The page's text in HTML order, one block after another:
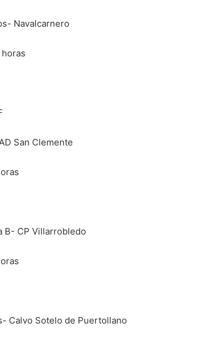
Navalcarnero
San Clemente
B- CP Villarrobledo
Calvo Sotelo de Puertollano